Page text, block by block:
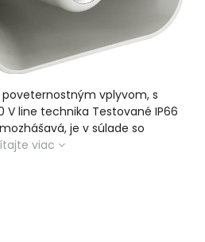
vplyvom, s
V line technika Testované IP66
je v súlade so
viac